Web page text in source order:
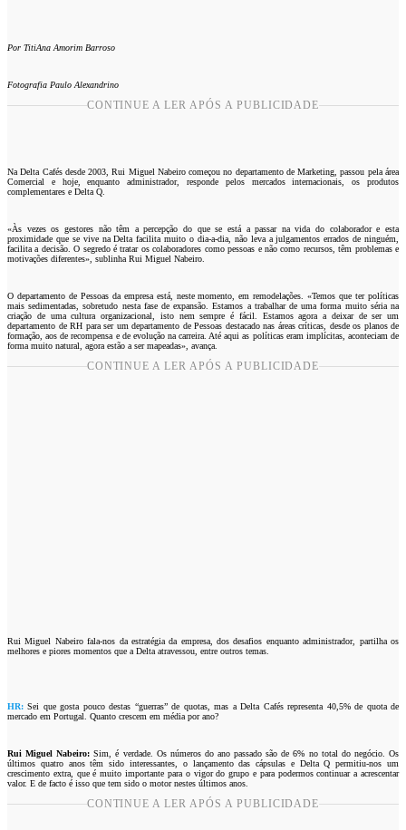
Por TitiAna Amorim Barroso
Fotografia Paulo Alexandrino
CONTINUE A LER APÓS A PUBLICIDADE
Na Delta Cafés desde 2003, Rui Miguel Nabeiro começou no departamento de Marketing, passou pela área
Comercial e hoje, enquanto administrador, responde pelos mercados internacionais, os produtos
complementares e Delta Q.
«Às vezes os gestores não têm a percepção do que se está a passar na vida do colaborador e esta
proximidade que se vive na Delta facilita muito o dia-a-dia, não leva a julgamentos errados de ninguém,
facilita a decisão. O segredo é tratar os colaboradores como pessoas e não como recursos, têm problemas e
motivações diferentes», sublinha Rui Miguel Nabeiro.
O departamento de Pessoas da empresa está, neste momento, em remodelações. «Temos que ter políticas
mais sedimentadas, sobretudo nesta fase de expansão. Estamos a trabalhar de uma forma muito séria na
criação de uma cultura organizacional, isto nem sempre é fácil. Estamos agora a deixar de ser um
departamento de RH para ser um departamento de Pessoas destacado nas áreas críticas, desde os planos de
formação, aos de recompensa e de evolução na carreira. Até aqui as políticas eram implícitas, aconteciam de
forma muito natural, agora estão a ser mapeadas», avança.
CONTINUE A LER APÓS A PUBLICIDADE
Rui Miguel Nabeiro fala-nos da estratégia da empresa, dos desafios enquanto administrador, partilha os
melhores e piores momentos que a Delta atravessou, entre outros temas.
HR: Sei que gosta pouco destas “guerras” de quotas, mas a Delta Cafés representa 40,5% de quota de
mercado em Portugal. Quanto crescem em média por ano?
Rui Miguel Nabeiro: Sim, é verdade. Os números do ano passado são de 6% no total do negócio. Os
últimos quatro anos têm sido interessantes, o lançamento das cápsulas e Delta Q permitiu-nos um
crescimento extra, que é muito importante para o vigor do grupo e para podermos continuar a acrescentar
valor. E de facto é isso que tem sido o motor nestes últimos anos.
CONTINUE A LER APÓS A PUBLICIDADE